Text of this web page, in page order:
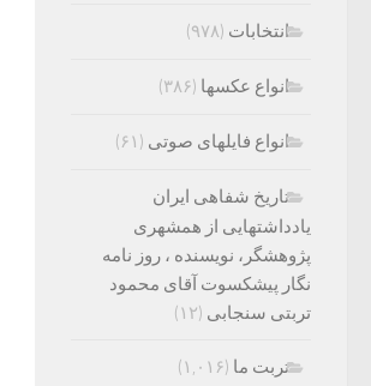
انتخابات (۹۷۸)
انواع عکسها (۳۸۶)
انواع فایلهای صوتی (۶۱)
تاریخ شفاهی ایران
یادداشتهایی از همشهری
پژوهشگر، نویسنده ، روز نامه
نگار پیشکسوت آقای محمود
تربتی سنجابی (۱۲)
تربت ما (۱,۰۱۶)